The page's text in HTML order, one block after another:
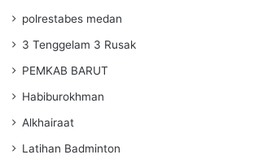
polrestabes medan
3 Tenggelam 3 Rusak
PEMKAB BARUT
Habiburokhman
Alkhairaat
Latihan Badminton